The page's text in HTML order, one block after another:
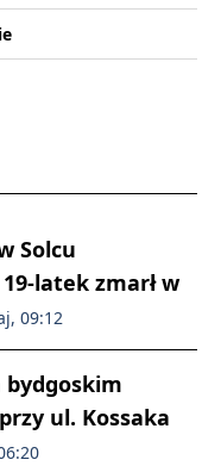
Solcu
latek zmarł w
09:12
bydgoskim
ul. Kossaka